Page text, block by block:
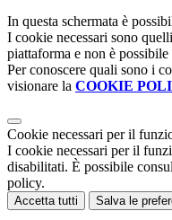
In questa schermata è
I cookie necessari sono
piattaforma e non è
Per conoscere quali sono i
visionare la COOKIE
Cookie necessari per il
I cookie necessari per il
disabilitati. È possibile
policy.
Accetta tutti Salva le